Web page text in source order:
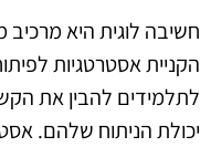
חשיבה לוגית היא
הקניית אסטרטגיות
לתלמידים להבין את
יכולת הניתוח שלהם.